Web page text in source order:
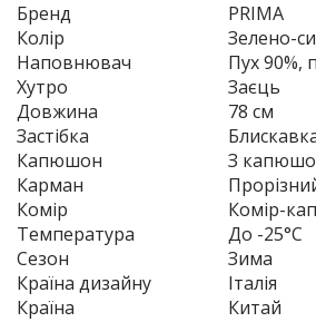
Бренд
PRIMA
Колір
Зелено-
Наповнювач
Пух 90%,
Хутро
Заєць
Довжина
78 см
Застібка
Капюшон
З
Карман
Комір
Комір-
Температура
До -25°C
Сезон
Зима
Країна дизайну
Італія
Країна
Китай